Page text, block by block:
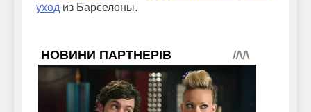
уход из Барселоны.